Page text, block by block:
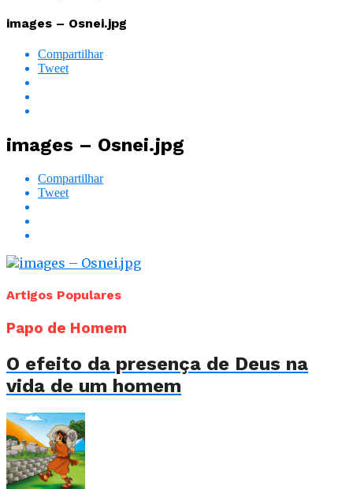
images – Osnei.jpg
Compartilhar
Tweet
images – Osnei.jpg
Compartilhar
Tweet
Artigos Populares
Papo de Homem
O efeito da presença de Deus na
vida de um homem